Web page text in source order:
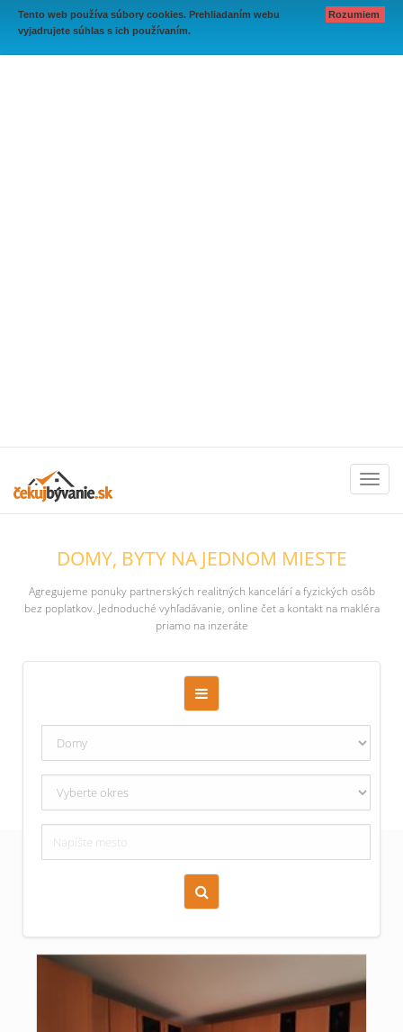
Tento web používa súbory cookies. Prehliadaním webu
vyjadrujete súhlas s ich používaním.
Rozumiem
DOMY, BYTY NA JEDNOM MIESTE
Agregujeme ponuky partnerských realitných kancelárí a fyzických osôb
bez poplatkov. Jednoduché vyhľadávanie, online čet a kontakt na makléra
priamo na inzeráte
Zoraď podľa času pridania